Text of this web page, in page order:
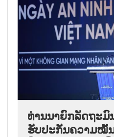
ທ່ານນາຍົກລັດຖະມົ
ຮັບປະກັນຄວາມໝັ້ນ